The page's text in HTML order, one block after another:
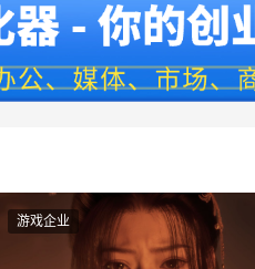
游戏企业